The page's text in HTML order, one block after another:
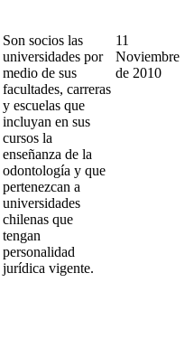
Son socios las
universidades por
medio de sus
facultades, carreras
y escuelas que
incluyan en sus
cursos la
enseñanza de la
odontología y que
pertenezcan a
universidades
chilenas que
tengan
personalidad
jurídica vigente.
11
Noviembre
de 2010